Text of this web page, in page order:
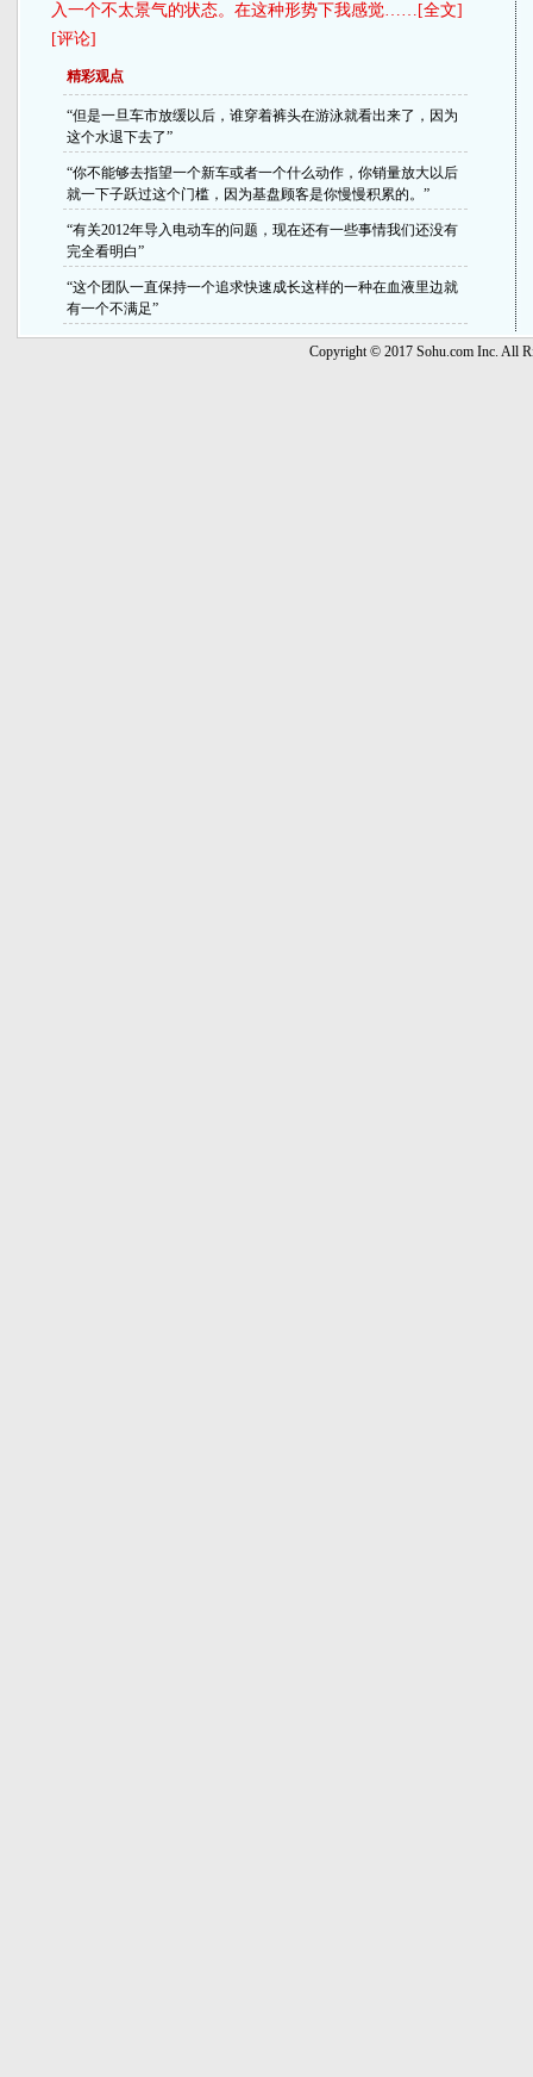
入一个不太景气的状态。在这种形势下我感觉……[全文]
[评论]
精彩观点
“但是一旦车市放缓以后，谁穿着裤头在游泳就看出来了，因为
这个水退下去了”
“你不能够去指望一个新车或者一个什么动作，你销量放大以后
就一下子跃过这个门槛，因为基盘顾客是你慢慢积累的。”
“有关2012年导入电动车的问题，现在还有一些事情我们还没有
完全看明白”
“这个团队一直保持一个追求快速成长这样的一种在血液里边就
有一个不满足”
Copyright © 2017 Sohu.com Inc. All